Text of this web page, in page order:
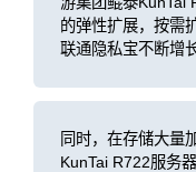
的弹性扩展，按需
联通隐私宝不断增
同时，在存储大量
KunTai R722服务